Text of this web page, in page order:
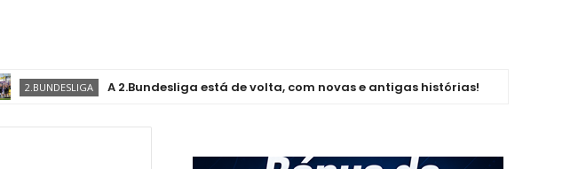
A 2.Bundesliga está de volta, com novas e antigas histórias!